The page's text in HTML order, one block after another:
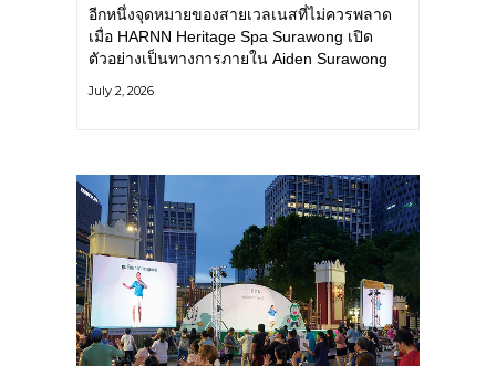
BANGKOK
อีกหนึ่งจุดหมายของสายเวลเนสที่ไม่ควรพลาด
เมื่อ HARNN Heritage Spa Surawong เปิด
ตัวอย่างเป็นทางการภายใน Aiden Surawong
ของเมืองใหญ่ มาสัมผัสประสบการณ์การพักผ่อน
July 2, 2026